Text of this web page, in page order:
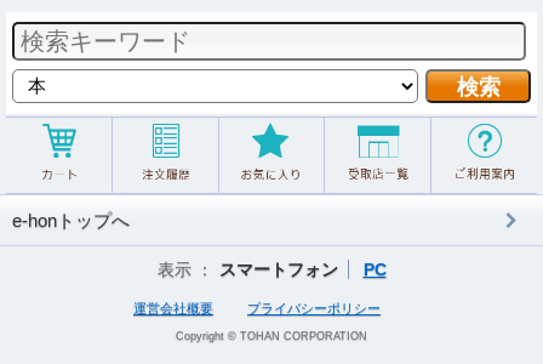
e-honトップへ
表示 ： スマートフォン PC
運営会社概要 プライバシーポリシー
Copyright © TOHAN CORPORATION